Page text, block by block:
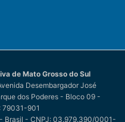
de Mato Grosso do Sul
Desembargador José
dos Poderes - Bloco 09 -
79031-901
Brasil - CNPJ: 03.979.390/0001-